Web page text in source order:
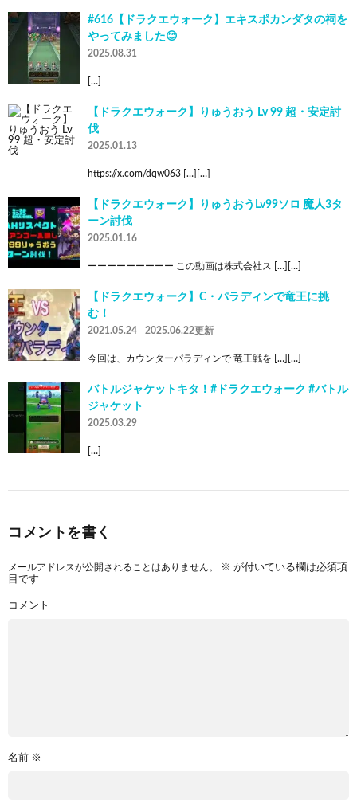
#616【ドラクエウォーク】エキスポカンダタの祠を
やってみました😊
2025.08.31
[…]
【ドラクエウォーク】りゅうおう Lv 99 超・安定討
伐
2025.01.13
https://x.com/dqw063 […][…]
【ドラクエウォーク】りゅうおうLv99ソロ 魔人3タ
ーン討伐
2025.01.16
ーーーーーーーーー この動画は株式会社ス […][…]
【ドラクエウォーク】C・パラディンで竜王に挑
む！
2021.05.24 2025.06.22更新
今回は、カウンターパラディンで 竜王戦を […][…]
バトルジャケットキタ！#ドラクエウォーク #バトル
ジャケット
2025.03.29
[…]
コメントを書く
メールアドレスが公開されることはありません。 ※ が付いている欄は必須項
目です
コメント
名前 ※